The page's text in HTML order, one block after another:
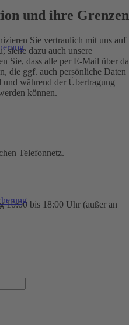
und ihre Grenzen
Sie vertraulich mit uns auf
siehe dazu auch unsere
Sie, dass alle per E-Mail über
die ggf. auch persönliche Daten
und während der Übertragung
können.
Telefonnetz.
10:00 bis 18:00 Uhr (außer an